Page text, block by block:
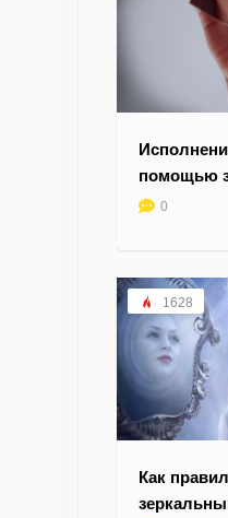
помощью
0
1628
Как